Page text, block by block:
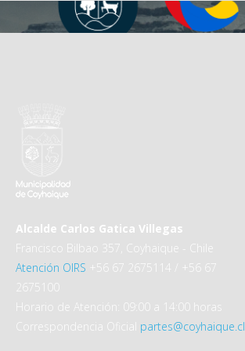
Alcalde Carlos Gatica Villegas
Francisco Bilbao 357, Coyhaique - Chile
Atención OIRS +56 67 2675114 / +56 67
2675100
Horario de Atención: 09:00 a 14:00 horas
Correspondencia Oficial partes@coyhaique.cl